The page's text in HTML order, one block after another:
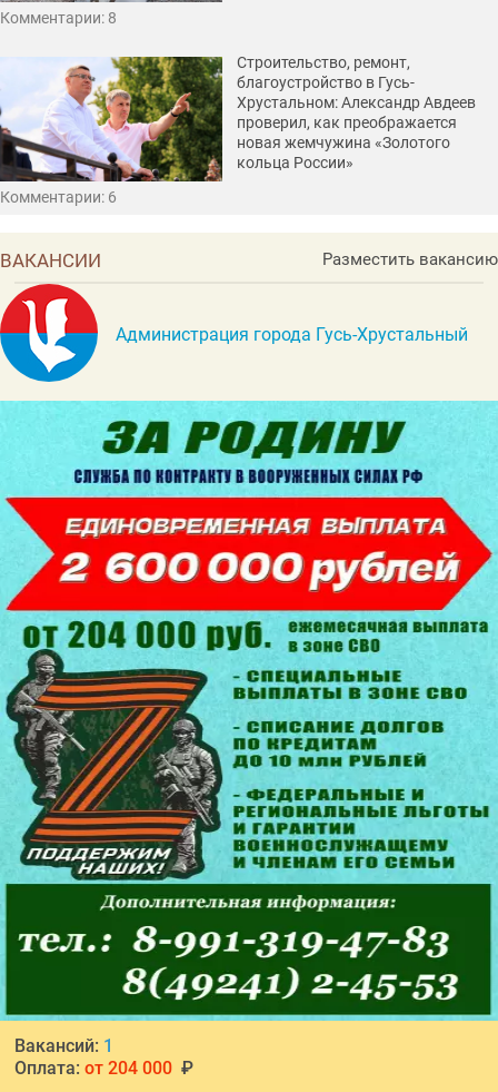
Комментарии: 8
Строительство, ремонт,
благоустройство в Гусь-
Хрустальном: Александр Авдеев
проверил, как преображается
новая жемчужина «Золотого
кольца России»
Комментарии: 6
ВАКАНСИИ Разместить вакансию
Администрация города Гусь-Хрустальный
Вакансий: 1
Оплата: от 204 000₽